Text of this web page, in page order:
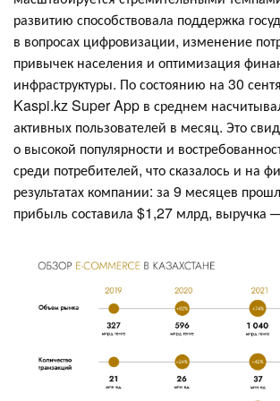
развитию способствовала поддержка
в вопросах цифровизации, изменение
привычек населения и оптимизация
инфраструктуры. По состоянию на 30
Kaspi.kz Super App в среднем
активных пользователей в месяц. Это
о высокой популярности и
среди потребителей, что сказалось и на
результатах компании: за 9 месяцев
прибыль составила $1,27 млрд, выручка